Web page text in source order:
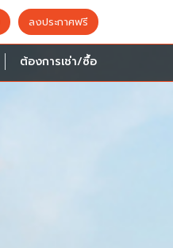
ลงประกาศฟรี
ต้องการเช่า/ซื้อ